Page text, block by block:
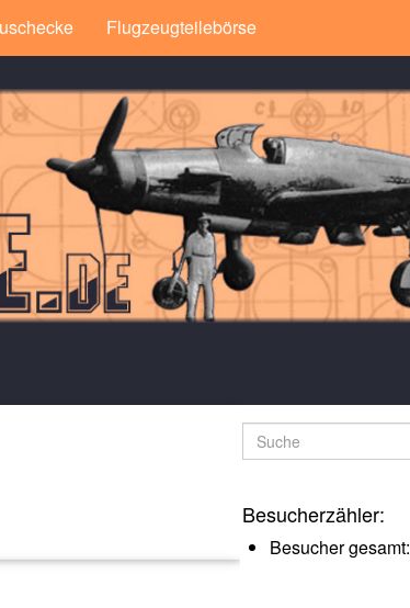
Flugzeugteilebörse
Suche
Besucherzähler:
Besucher gesamt: